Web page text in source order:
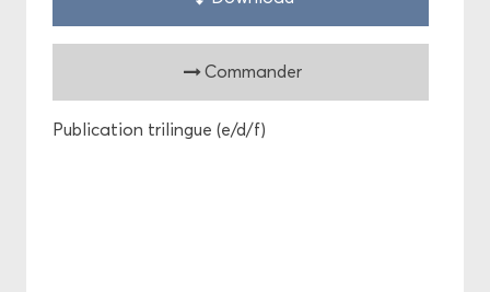
Com­man­der
Pu­bli­ca­tion tri­lingue (e/d/f)